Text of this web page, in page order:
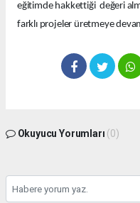
eğitimde hakkettiği değeri
farklı projeler üretmeye
Okuyucu Yorumları (0)